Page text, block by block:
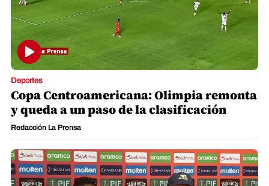
Deportes
Copa Centroamericana: Olimpia remonta
y queda a un paso de la clasificación
Redacción La Prensa